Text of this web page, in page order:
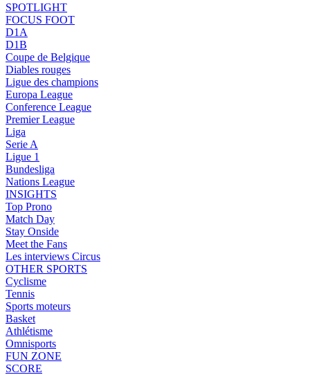
SPOTLIGHT
FOCUS FOOT
D1A
D1B
Coupe de Belgique
Diables rouges
Ligue des champions
Europa League
Conference League
Premier League
Liga
Serie A
Ligue 1
Bundesliga
Nations League
INSIGHTS
Top Prono
Match Day
Stay Onside
Meet the Fans
Les interviews Circus
OTHER SPORTS
Cyclisme
Tennis
Sports moteurs
Basket
Athlétisme
Omnisports
FUN ZONE
SCORE